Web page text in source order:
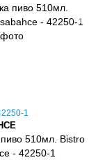
1
510мл. Bistro
- 42250-1